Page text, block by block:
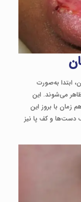
ابتدا به‌صورت
می‌شوند. این
زمان با بروز این
دست‌ها و کف پا نیز